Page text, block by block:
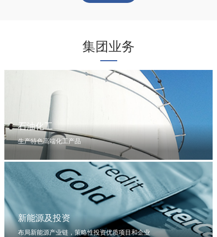
集团业务
石油化工
生产特色高端化工产品
新能源及投资
布局新能源产业链，策略性投资优质项目和企业